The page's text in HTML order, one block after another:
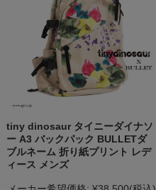
tiny dinosaur タイニーダイナソ
ー A3 バックパック BULLETダ
ブルネーム 折り紙プリント レデ
ィース メンズ